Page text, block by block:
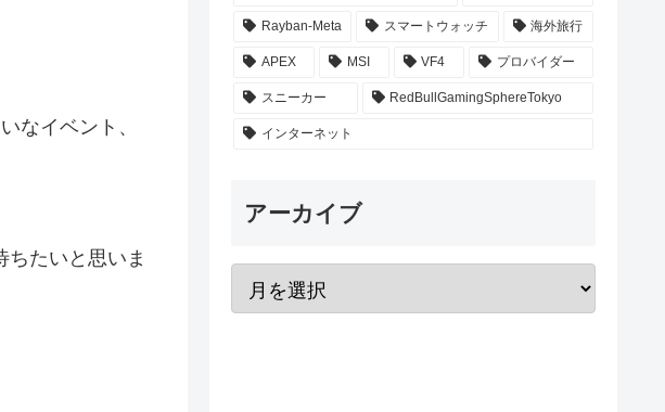
なイベント、
たいと思いま
Rayban-Meta スマートウォッチ 海外旅行
APEX MSI VF4 プロバイダー
スニーカー RedBullGamingSphereTokyo
インターネット
アーカイブ